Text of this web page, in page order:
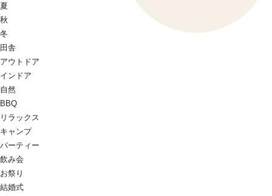
夏
秋
冬
田舎
アウトドア
インドア
自然
BBQ
リラックス
キャンプ
パーティー
飲み会
お祭り
結婚式